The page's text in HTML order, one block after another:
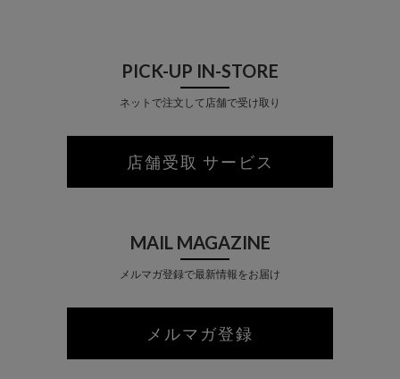
PICK-UP IN-STORE
ネットで注文して店舗で受け取り
店舗受取 サービス
MAIL MAGAZINE
メルマガ登録で最新情報をお届け
メルマガ登録